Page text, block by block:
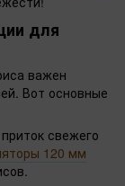
для
важен
Вот основные
свежего
120 мм